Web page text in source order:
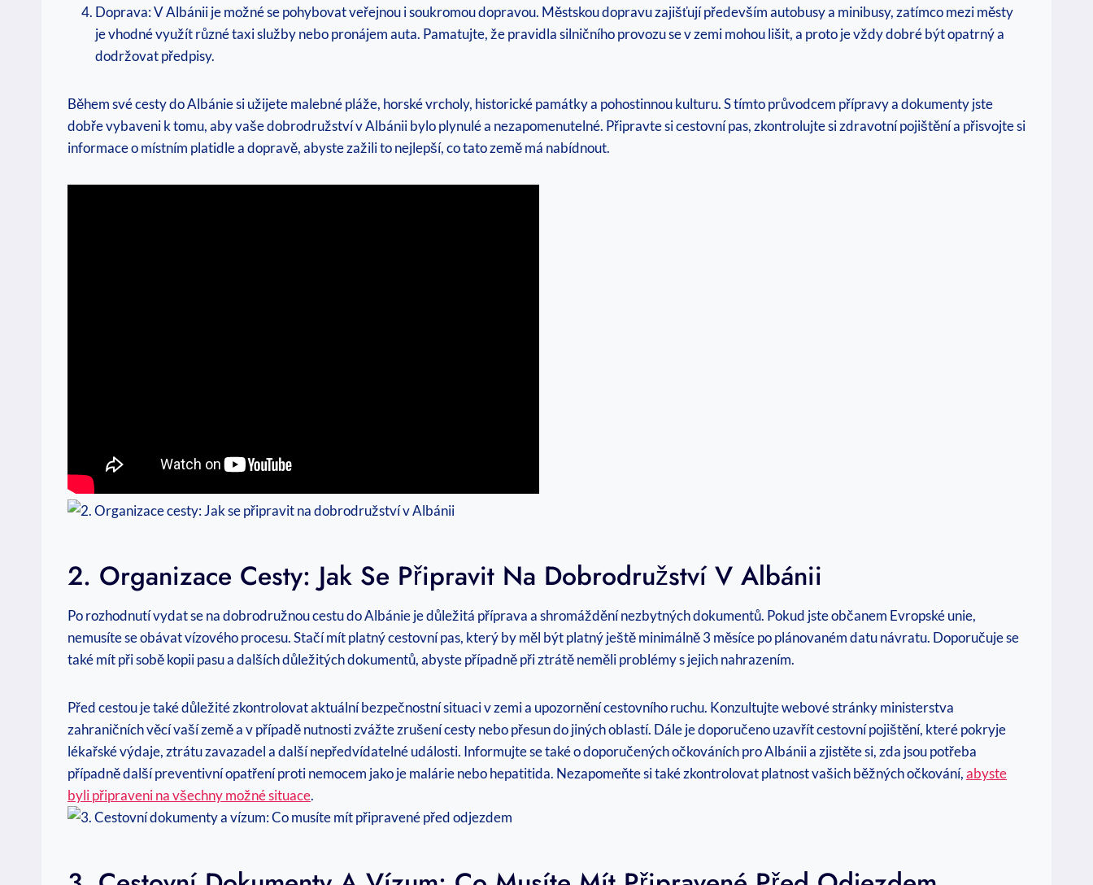
Doprava: V Albánii je možné se⁢ pohybovat veřejnou i soukromou dopravou. Městskou dopravu zajišťují především autobusy‍ a minibusy, zatímco⁢ mezi‍ městy
je vhodné využít různé taxi služby nebo pronájem auta. Pamatujte, že pravidla silničního provozu se v zemi​ mohou lišit,‍ a proto je vždy dobré být opatrný a
dodržovat předpisy.
Během své cesty do Albánie si užijete malebné pláže, horské vrcholy, historické památky a pohostinnou kulturu. S tímto ⁢průvodcem přípravy a dokumenty jste
dobře vybaveni k tomu, aby vaše dobrodružství v Albánii‌ bylo plynulé a ⁣nezapomenutelné.⁣ Připravte ​si cestovní pas, zkontrolujte si zdravotní pojištění a přisvojte ⁢si
informace ‌o místním platidle a dopravě, abyste zažili to nejlepší, co tato země má nabídnout.
2. Organizace Cesty: Jak Se Připravit Na Dobrodružství V Albánii
Po rozhodnutí vydat ⁢se na dobrodružnou cestu do Albánie je důležitá příprava a shromáždění ⁢nezbytných dokumentů. Pokud jste občanem Evropské unie,
nemusíte⁤ se obávat vízového procesu. Stačí ⁣mít platný cestovní pas, který by měl být platný ještě minimálně 3 měsíce po plánovaném datu návratu. Doporučuje se
také mít při⁢ sobě kopii⁢ pasu a dalších důležitých dokumentů, abyste ​případně při ztrátě neměli problémy s jejich nahrazením.
Před cestou ‍je také důležité zkontrolovat aktuální bezpečnostní situaci v zemi a upozornění cestovního ruchu. Konzultujte webové stránky ministerstva
zahraničních⁤ věcí vaší země a v případě nutnosti zvážte zrušení ⁢cesty nebo přesun do jiných oblastí. Dále je doporučeno uzavřít‍ cestovní pojištění, které pokryje
lékařské výdaje, ztrátu zavazadel a‍ další nepředvídatelné události. Informujte se také o doporučených⁣ očkováních​ pro Albánii a zjistěte si, zda jsou ⁢potřeba
případně další preventivní opatření proti nemocem jako‍ je malárie nebo hepatitida. Nezapomeňte si také zkontrolovat‌ platnost vašich běžných očkování,abyste
byli připraveni na všechny možné situace.